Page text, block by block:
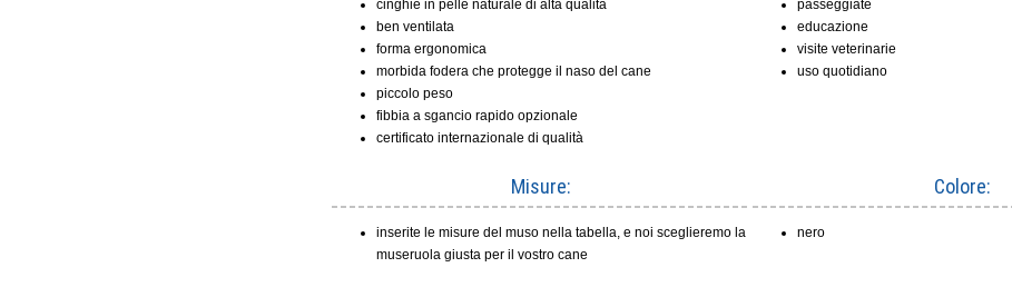
cinghie in pelle naturale di alta qualità
ben ventilata
forma ergonomica
morbida fodera che protegge il naso del cane
piccolo peso
fibbia a sgancio rapido opzionale
certificato internazionale di qualità
passeggiate
educazione
visite veterinarie
uso quotidiano
Misure:
inserite le misure del muso nella tabella, e noi sceglieremo la
museruola giusta per il vostro cane
Colore:
nero